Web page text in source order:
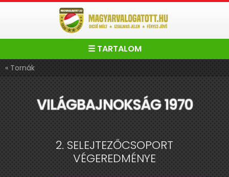
☰ TARTALOM
« Tornák
VILÁGBAJNOKSÁG 1970
2. SELEJTEZŐCSOPORT
VÉGEREDMÉNYE